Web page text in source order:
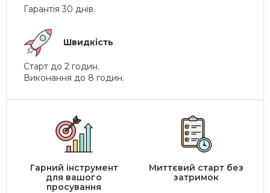
Гарантія 30 днів.
Швидкість
Старт до 2 годин.
Виконання до 8 годин.
Гарний інструмент
для вашого
просування
Миттєвий старт без
затримок